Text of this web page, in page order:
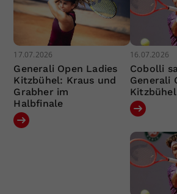
17.07.2026
Generali Open Ladies
Kitzbühel: Kraus und
Grabher im
Halbfinale
16.07.2026
Cobolli
Generali